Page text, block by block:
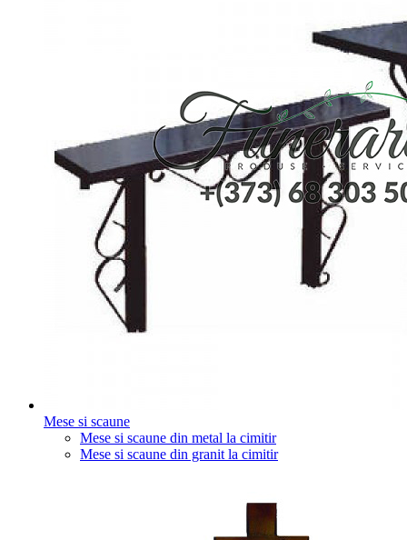
Mese si scaune
Mese si scaune din metal la cimitir
Mese si scaune din granit la cimitir